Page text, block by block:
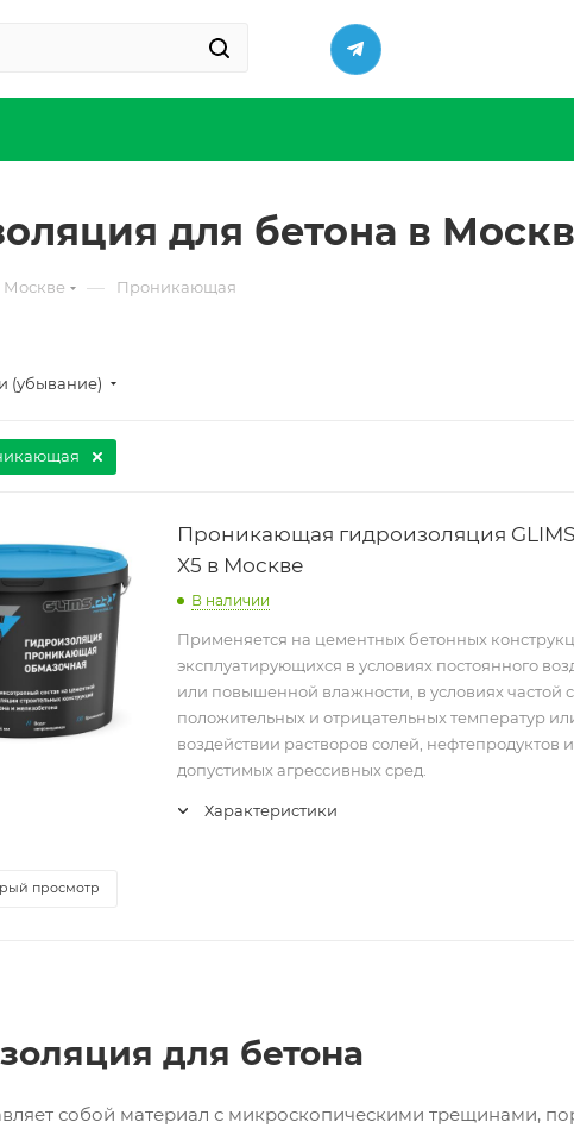
для бетона в
Москве — Проникающая
(убывание)
просмотр
Проникающая гидроизоляция
X5 в Москве
В наличии
Применяется на цементных бетонных
эксплуатирующихся в условиях постоянного
или повышенной влажности, в условиях частой
положительных и отрицательных температур
воздействии растворов солей, нефтепродуктов
допустимых агрессивных сред.
Характеристики
для бетона
собой материал с микроскопическими трещинами,